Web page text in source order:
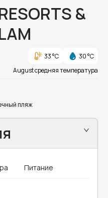
&
33 °C
30 °C
August средняя температура
пляж
Питание